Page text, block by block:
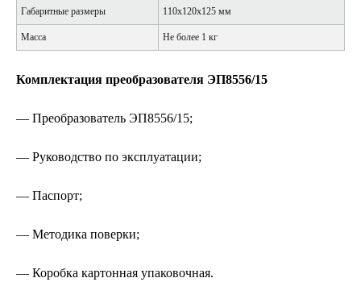
Габаритные размеры 110х120х125 мм
Масса Не более 1 кг
Комплектация преобразователя ЭП8556/15
— Преобразователь ЭП8556/15;
— Руководство по эксплуатации;
— Паспорт;
— Методика поверки;
— Коробка картонная упаковочная.